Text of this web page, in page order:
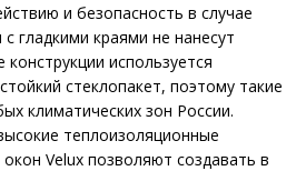
и безопасность в случае
гладкими краями не нанесут
используется
стеклопакет, поэтому такие
климатических зон России.
теплоизоляционные
Velux позволяют создавать в